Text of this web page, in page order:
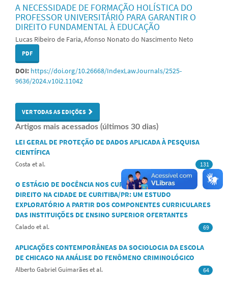
A NECESSIDADE DE FORMAÇÃO HOLÍSTICA DO
PROFESSOR UNIVERSITÁRIO PARA GARANTIR O
DIREITO FUNDAMENTAL À EDUCAÇÃO
Lucas Ribeiro de Faria, Afonso Nonato do Nascimento Neto
PDF
DOI: https://doi.org/10.26668/IndexLawJournals/2525-
9636/2024.v10i2.11042
VER TODAS AS EDIÇÕES
Artigos mais acessados (últimos 30 dias)
LEI GERAL DE PROTEÇÃO DE DADOS APLICADA À PESQUISA
CIENTÍFICA
Costa et al. 131
O ESTÁGIO DE DOCÊNCIA NOS CURSOS DE MESTRADO EM
DIREITO NA CIDADE DE CURITIBA/PR: UM ESTUDO
EXPLORATÓRIO A PARTIR DOS COMPONENTES CURRICULARES
DAS INSTITUIÇÕES DE ENSINO SUPERIOR OFERTANTES
Calado et al. 69
APLICAÇÕES CONTEMPORÂNEAS DA SOCIOLOGIA DA ESCOLA
DE CHICAGO NA ANÁLISE DO FENÔMENO CRIMINOLÓGICO
Alberto Gabriel Guimarães et al. 64